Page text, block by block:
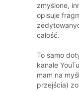
zmyślone,
opisuje
całość.
To samo
kanale
mam na
przejścia)